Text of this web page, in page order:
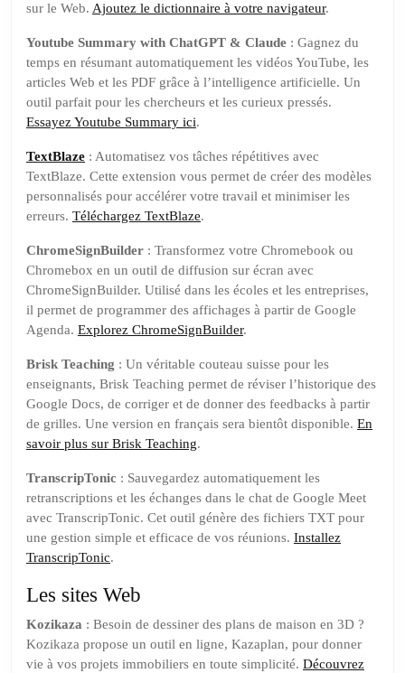
sur le Web. Ajoutez le dictionnaire à votre navigateur.
Youtube Summary with ChatGPT & Claude : Gagnez du
temps en résumant automatiquement les vidéos YouTube, les
articles Web et les PDF grâce à l’intelligence artificielle. Un
outil parfait pour les chercheurs et les curieux pressés.
Essayez Youtube Summary ici.
TextBlaze : Automatisez vos tâches répétitives avec
TextBlaze. Cette extension vous permet de créer des modèles
personnalisés pour accélérer votre travail et minimiser les
erreurs. Téléchargez TextBlaze.
ChromeSignBuilder : Transformez votre Chromebook ou
Chromebox en un outil de diffusion sur écran avec
ChromeSignBuilder. Utilisé dans les écoles et les entreprises,
il permet de programmer des affichages à partir de Google
Agenda. Explorez ChromeSignBuilder.
Brisk Teaching : Un véritable couteau suisse pour les
enseignants, Brisk Teaching permet de réviser l’historique des
Google Docs, de corriger et de donner des feedbacks à partir
de grilles. Une version en français sera bientôt disponible. En
savoir plus sur Brisk Teaching.
TranscripTonic : Sauvegardez automatiquement les
retranscriptions et les échanges dans le chat de Google Meet
avec TranscripTonic. Cet outil génère des fichiers TXT pour
une gestion simple et efficace de vos réunions. Installez
TranscripTonic.
Les sites Web
Kozikaza : Besoin de dessiner des plans de maison en 3D ?
Kozikaza propose un outil en ligne, Kazaplan, pour donner
vie à vos projets immobiliers en toute simplicité. Découvrez